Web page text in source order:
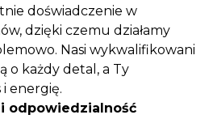
doświadczenie w
dzięki czemu działamy
Nasi wykwalifikowani
o każdy detal, a Ty
i energię.
odpowiedzialność